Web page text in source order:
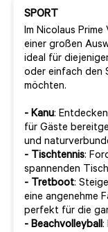
SPORT
Im Nicolaus
einer großen
ideal für
oder einfach den
möchten.
- Kanu:
für Gäste
und
- Tischtennis:
spannenden
- Tretboot:
eine angenehme
perfekt für die
- Beachvolleyball: